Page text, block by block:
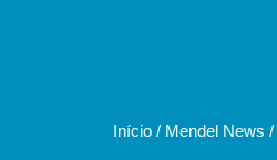
Início / Mendel News /